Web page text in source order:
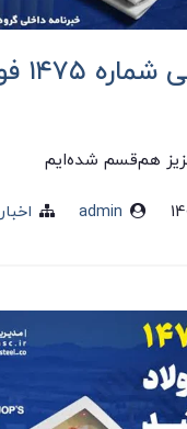
هم‌قسم شده‌ایم
admin